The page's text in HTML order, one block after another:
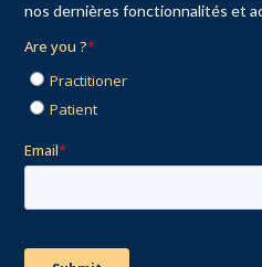
nos dernières fonctionnalités et